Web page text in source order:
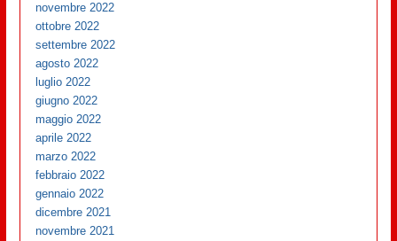
novembre 2022
ottobre 2022
settembre 2022
agosto 2022
luglio 2022
giugno 2022
maggio 2022
aprile 2022
marzo 2022
febbraio 2022
gennaio 2022
dicembre 2021
novembre 2021